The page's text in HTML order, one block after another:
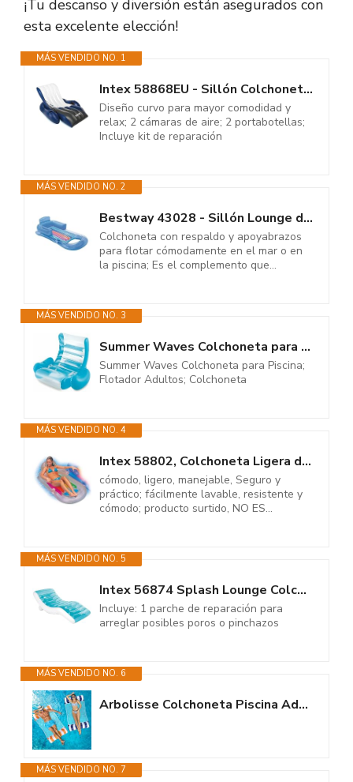
¡Tu descanso y diversión están asegurados con
esta excelente elección!
MÁS VENDIDO NO. 1
Intex 58868EU - Sillón Colchoneta Hinchable Sport Lounges
Diseño curvo para mayor comodidad y
relax; 2 cámaras de aire; 2 portabotellas;
Incluye kit de reparación
MÁS VENDIDO NO. 2
Bestway 43028 - Sillón Lounge de diseño a la moda, Ergonómico, de...
Colchoneta con respaldo y apoyabrazos
para flotar cómodamente en el mar o en
la piscina; Es el complemento que...
MÁS VENDIDO NO. 3
Summer Waves Colchoneta para Piscina, Tumbona para Adultos Hinchable,...
Summer Waves Colchoneta para Piscina;
Flotador Adultos; Colchoneta
MÁS VENDIDO NO. 4
Intex 58802, Colchoneta Ligera de Polipropileno, sillón bronceador,...
cómodo, ligero, manejable, Seguro y
práctico; fácilmente lavable, resistente y
cómodo; producto surtido, NO ES...
MÁS VENDIDO NO. 5
Intex 56874 Splash Lounge Colchoneta Hinchable, Flotador para Piscina,...
Incluye: 1 parche de reparación para
arreglar posibles poros o pinchazos
MÁS VENDIDO NO. 6
Arbolisse Colchoneta Piscina Adultos, 2PC Flotadores Piscina para Adultos...
MÁS VENDIDO NO. 7